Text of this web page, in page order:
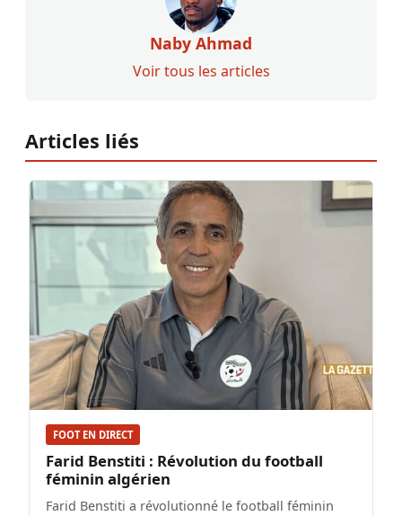
Naby Ahmad
Voir tous les articles
Articles liés
FOOT EN DIRECT
Farid Benstiti : Révolution du football
féminin algérien
Farid Benstiti a révolutionné le football féminin